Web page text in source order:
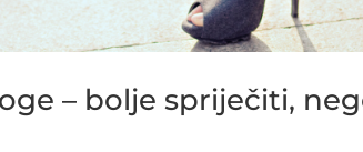
– bolje spriječiti,